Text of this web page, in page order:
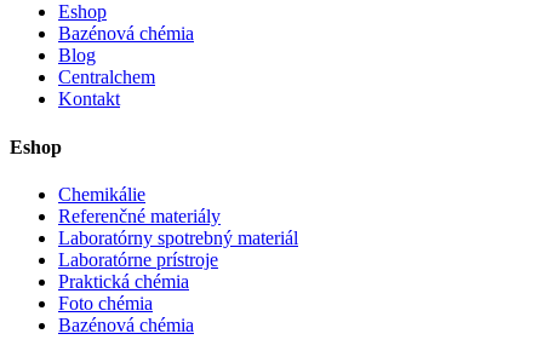
Eshop
Bazénová chémia
Blog
Centralchem
Kontakt
Eshop
Chemikálie
Referenčné materiály
Laboratórny spotrebný materiál
Laboratórne prístroje
Praktická chémia
Foto chémia
Bazénová chémia